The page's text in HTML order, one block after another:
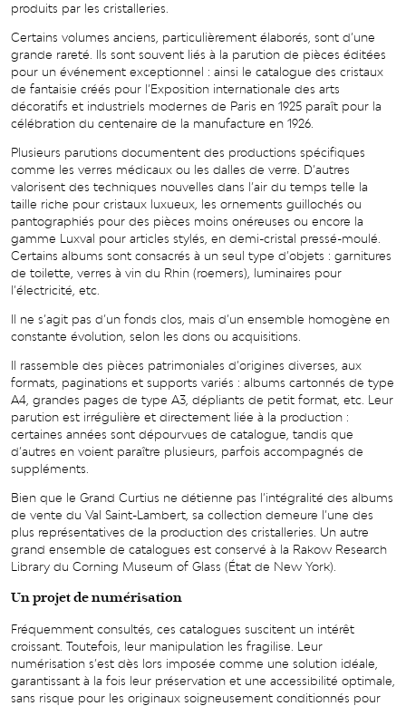
produits par les cristalleries.
Certains volumes anciens, particulièrement élaborés, sont d’une
grande rareté. Ils sont souvent liés à la parution de pièces éditées
pour un événement exceptionnel : ainsi le catalogue des cristaux
de fantaisie créés pour l’Exposition internationale des arts
décoratifs et industriels modernes de Paris en 1925 paraît pour la
célébration du centenaire de la manufacture en 1926.
Plusieurs parutions documentent des productions spécifiques
comme les verres médicaux ou les dalles de verre. D’autres
valorisent des techniques nouvelles dans l’air du temps telle la
taille riche pour cristaux luxueux, les ornements guillochés ou
pantographiés pour des pièces moins onéreuses ou encore la
gamme Luxval pour articles stylés, en demi-cristal pressé-moulé.
Certains albums sont consacrés à un seul type d’objets : garnitures
de toilette, verres à vin du Rhin (roemers), luminaires pour
l’électricité, etc.
Il ne s’agit pas d’un fonds clos, mais d’un ensemble homogène en
constante évolution, selon les dons ou acquisitions.
Il rassemble des pièces patrimoniales d’origines diverses, aux
formats, paginations et supports variés : albums cartonnés de type
A4, grandes pages de type A3, dépliants de petit format, etc. Leur
parution est irrégulière et directement liée à la production :
certaines années sont dépourvues de catalogue, tandis que
d’autres en voient paraître plusieurs, parfois accompagnés de
suppléments.
Bien que le Grand Curtius ne détienne pas l’intégralité des albums
de vente du Val Saint-Lambert, sa collection demeure l’une des
plus représentatives de la production des cristalleries. Un autre
grand ensemble de catalogues est conservé à la Rakow Research
Library du Corning Museum of Glass (État de New York).
Un projet de numérisation
Fréquemment consultés, ces catalogues suscitent un intérêt
croissant. Toutefois, leur manipulation les fragilise. Leur
numérisation s’est dès lors imposée comme une solution idéale,
garantissant à la fois leur préservation et une accessibilité optimale,
sans risque pour les originaux soigneusement conditionnés pour